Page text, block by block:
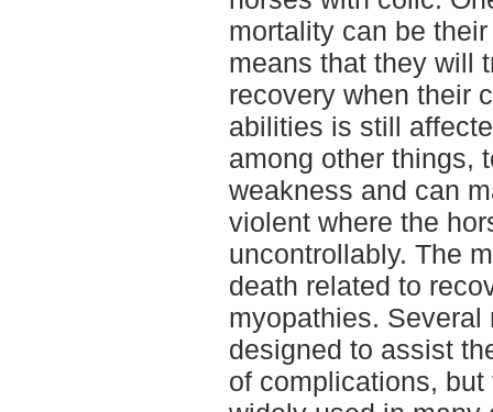
mortality can be
means that they will
recovery when their
abilities is still
among other things,
weakness and can
violent where the
uncontrollably. The
death related to
myopathies.
designed to assist
of complications,